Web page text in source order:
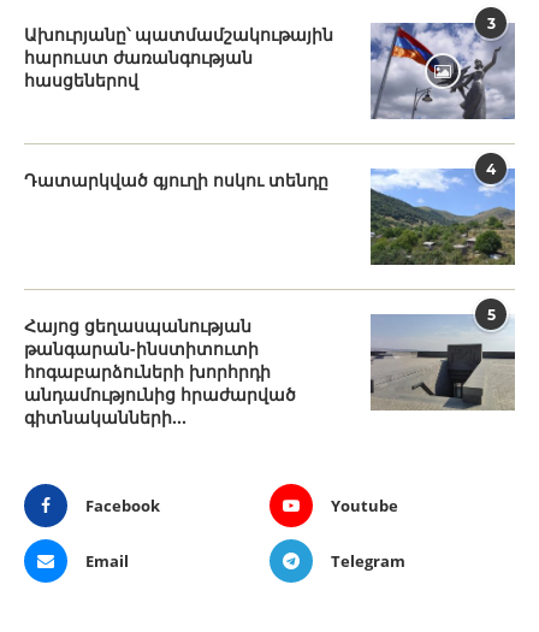
3
Ախուրյանը՝ պատմամշակութային
հարուստ ժառանգության
հասցեներով
4
Դատարկված գյուղի ոսկու տենդը
5
Հայոց ցեղասպանության
թանգարան-ինստիտուտի
հոգաբարձուների խորհրդի
անդամությունից հրաժարված
գիտնականների...
Facebook Youtube
Email Telegram